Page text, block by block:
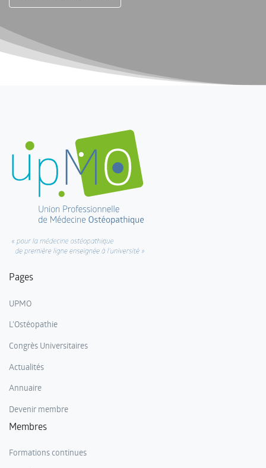
Pages
UPMO
L'Ostéopathie
Congrès Universitaires
Actualités
Annuaire
Devenir membre
Membres
Formations continues